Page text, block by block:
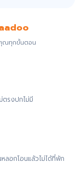
ณทุกขั้นตอน
ตรงปกไม่มี
ลอกโอนแล้วไม่ได้ที่พัก